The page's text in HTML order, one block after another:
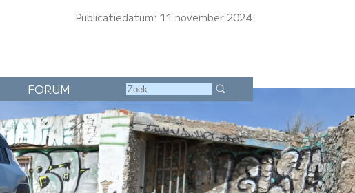
Publicatiedatum: 11 november 2024
FORUM